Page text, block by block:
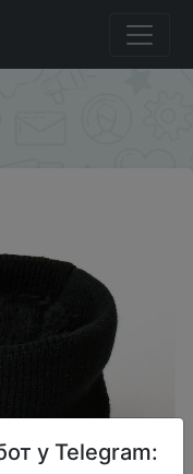
For Women
Solid Snood Neck
у Telegram: